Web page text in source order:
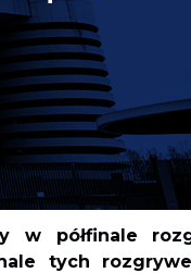
w półfinale
tych